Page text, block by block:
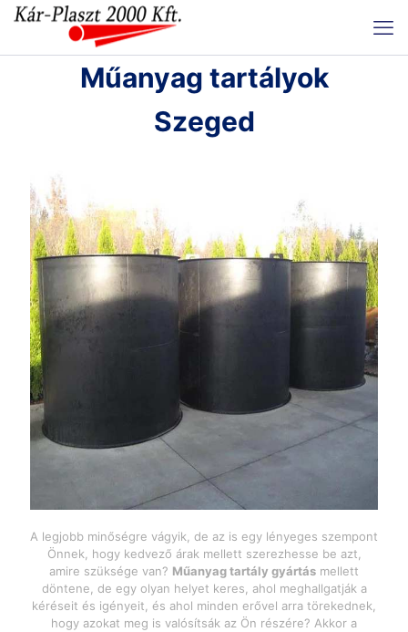
Műanyag tartályok
Szeged
A legjobb minőségre vágyik, de az is egy lényeges szempont
Önnek, hogy kedvező árak mellett szerezhesse be azt,
amire szüksége van? Műanyag tartály gyártás mellett
döntene, de egy olyan helyet keres, ahol meghallgatják a
kéréseit és igényeit, és ahol minden erővel arra törekednek,
hogy azokat meg is valósítsák az Ön részére? Akkor a